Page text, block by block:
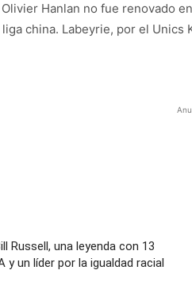
Hanlan no fue renovado
china. Labeyrie, por el Unics
Russell, una leyenda con 13
y un líder por la igualdad racial